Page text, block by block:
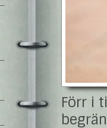
Förr i